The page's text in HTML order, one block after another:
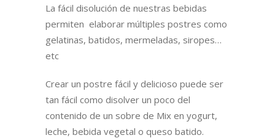
La fácil disolución de nuestras bebidas
permiten elaborar múltiples postres como
gelatinas, batidos, mermeladas, siropes…
etc
Crear un postre fácil y delicioso puede ser
tan fácil como disolver un poco del
contenido de un sobre de Mix en yogurt,
leche, bebida vegetal o queso batido.